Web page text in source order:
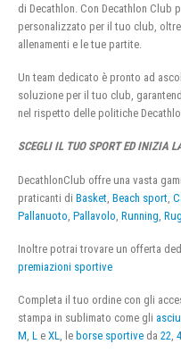
di Decathlon. Con Decathlon Club
personalizzato per il tuo club,
allenamenti e le tue partite.
Un team dedicato è pronto ad
soluzione per il tuo club,
nel rispetto delle politiche
SCEGLI IL TUO SPORT ED INIZIA
DecathlonClub offre una vasta
praticanti di Basket Beach sport
Pallanuoto Pallavolo Running
Inoltre potrai trovare un offerta
premiazioni sportive
Completa il tuo ordine con gli
stampa in sublimato come gli
M, L e XL, le borse sportive da 22,